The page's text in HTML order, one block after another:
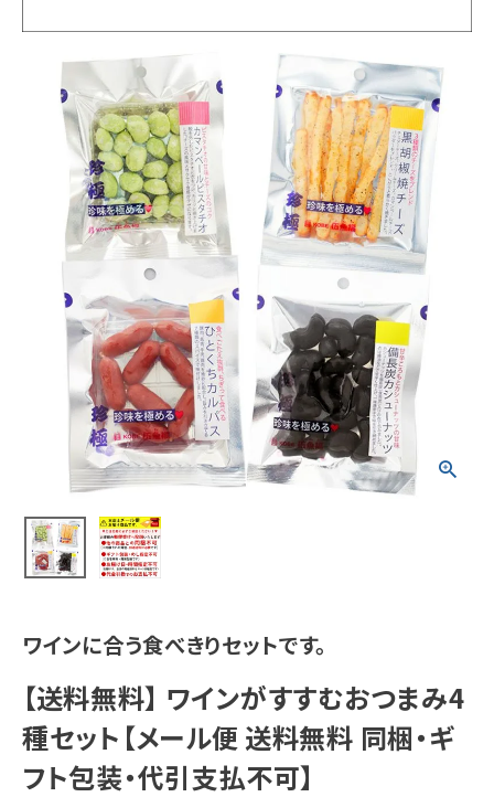
ワインに合う食べきりセットです。
【送料無料】 ワインがすすむおつまみ4
種セット【メール便 送料無料 同梱・ギ
フト包装・代引支払不可】